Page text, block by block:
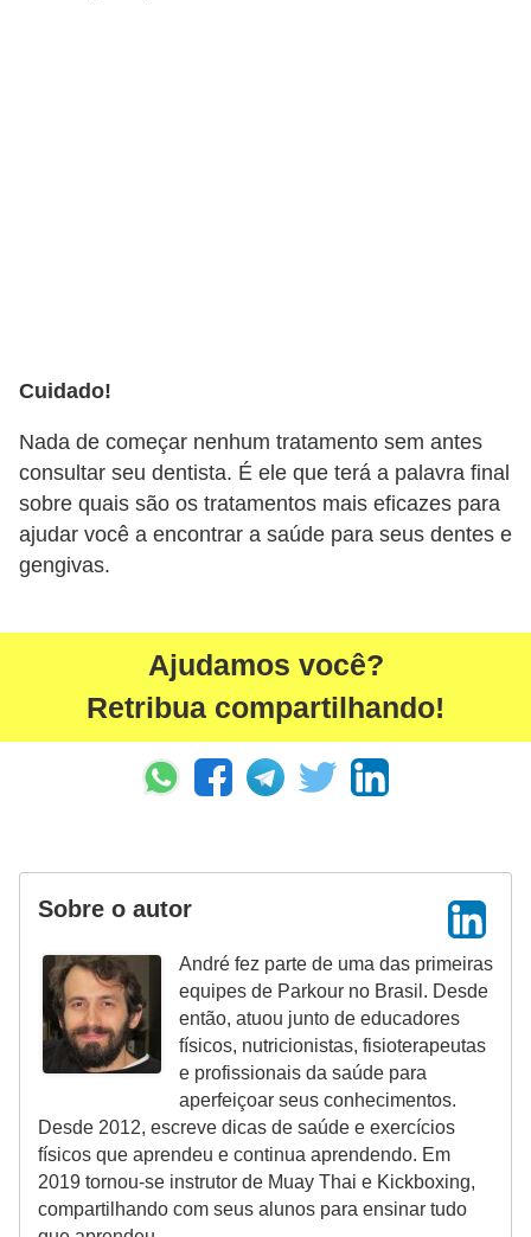
Cuidado!
Nada de começar nenhum tratamento sem antes
consultar seu dentista. É ele que terá a palavra final
sobre quais são os tratamentos mais eficazes para
ajudar você a encontrar a saúde para seus dentes e
gengivas.
Ajudamos você?
Retribua compartilhando!
Sobre o autor
André fez parte de uma das primeiras
equipes de Parkour no Brasil. Desde
então, atuou junto de educadores
físicos, nutricionistas, fisioterapeutas
e profissionais da saúde para
aperfeiçoar seus conhecimentos.
Desde 2012, escreve dicas de saúde e exercícios
físicos que aprendeu e continua aprendendo. Em
2019 tornou-se instrutor de Muay Thai e Kickboxing,
compartilhando com seus alunos para ensinar tudo